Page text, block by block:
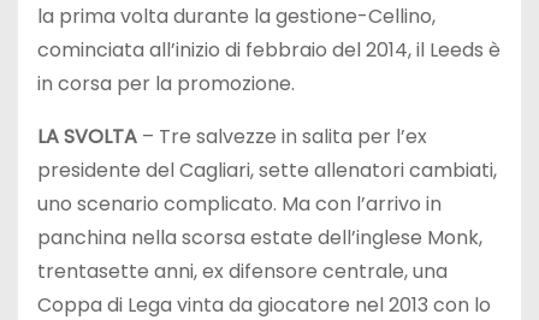
la prima volta durante la gestione-Cellino,
cominciata all’inizio di febbraio del 2014, il Leeds è
in corsa per la promozione.
LA SVOLTA – Tre salvezze in salita per l’ex
presidente del Cagliari, sette allenatori cambiati,
uno scenario complicato. Ma con l’arrivo in
panchina nella scorsa estate dell’inglese Monk,
trentasette anni, ex difensore centrale, una
Coppa di Lega vinta da giocatore nel 2013 con lo